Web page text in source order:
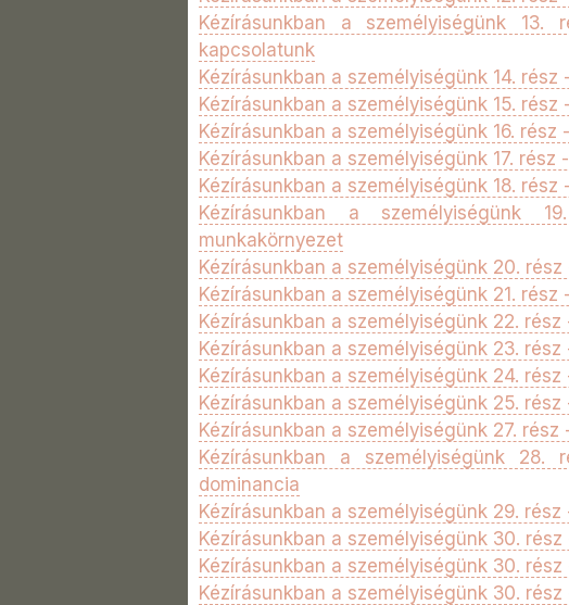
Kézírásunkban a személyiségünk 13.
kapcsolatunk
Kézírásunkban a személyiségünk 14.
Kézírásunkban a személyiségünk 15. rész
Kézírásunkban a személyiségünk 16. rész
Kézírásunkban a személyiségünk 17.
Kézírásunkban a személyiségünk 18.
Kézírásunkban a személyiségünk
munkakörnyezet
Kézírásunkban a személyiségünk 20.
Kézírásunkban a személyiségünk 21. rész
Kézírásunkban a személyiségünk 22.
Kézírásunkban a személyiségünk 23.
Kézírásunkban a személyiségünk 24.
Kézírásunkban a személyiségünk 25.
Kézírásunkban a személyiségünk 27.
Kézírásunkban a személyiségünk
dominancia
Kézírásunkban a személyiségünk 29.
Kézírásunkban a személyiségünk 30.
Kézírásunkban a személyiségünk 30.
Kézírásunkban a személyiségünk 30.